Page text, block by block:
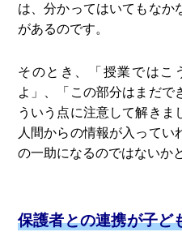
は、分かってはいてもなか
があるのです。
そのとき、「授業ではこ
よ」、「この部分はまだで
ういう点に注意して解きま
人間からの情報が入ってい
の一助になるのではないか
保護者との連携が子ど